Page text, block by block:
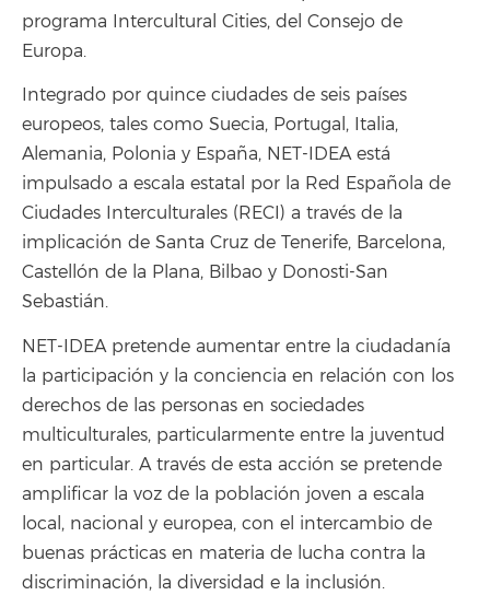
programa Intercultural Cities, del Consejo de
Europa.
Integrado por quince ciudades de seis países
europeos, tales como Suecia, Portugal, Italia,
Alemania, Polonia y España, NET-IDEA está
impulsado a escala estatal por la Red Española de
Ciudades Interculturales (RECI) a través de la
implicación de Santa Cruz de Tenerife, Barcelona,
Castellón de la Plana, Bilbao y Donosti-San
Sebastián.
NET-IDEA pretende aumentar entre la ciudadanía
la participación y la conciencia en relación con los
derechos de las personas en sociedades
multiculturales, particularmente entre la juventud
en particular. A través de esta acción se pretende
amplificar la voz de la población joven a escala
local, nacional y europea, con el intercambio de
buenas prácticas en materia de lucha contra la
discriminación, la diversidad e la inclusión.